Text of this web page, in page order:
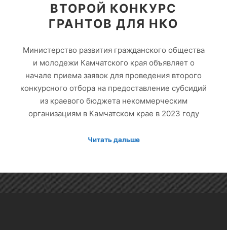
ВТОРОЙ КОНКУРС
ГРАНТОВ ДЛЯ НКО
Министерство развития гражданского общества
и молодежи Камчатского края объявляет о
начале приема заявок для проведения второго
конкурсного отбора на предоставление субсидий
из краевого бюджета некоммерческим
организациям в Камчатском крае в 2023 году
Читать дальше